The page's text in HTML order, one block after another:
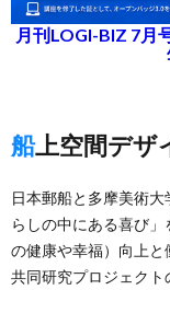
月刊LOGI-BIZ 7月
船上空間デ
日本郵船と多摩美術
らしの中にある喜び
の健康や幸福）向上
共同研究プロジェクト